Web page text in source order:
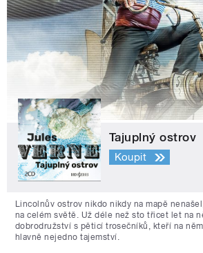
Tajuplný ostrov
Koupit
Lincolnův ostrov nikdo nikdy na mapě
na celém světě. Už déle než sto třicet let na
dobrodružství s pěticí trosečníků, kteří na
hlavně nejedno tajemství.